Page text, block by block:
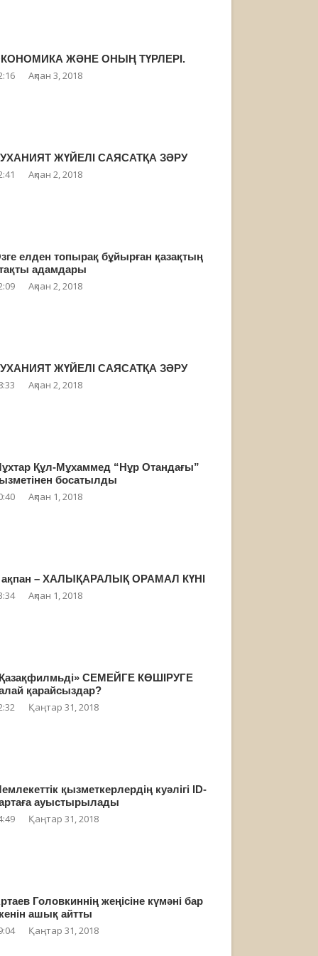
ЖӘНЕ ОНЫҢ ТҮРЛЕРІ.
Ақпан 3, 2018
ЖҮЙЕЛІ САЯСАТҚА ЗӘРУ
Ақпан 2, 2018
елден топырақ бұйырған қазақтың
адамдары
Ақпан 2, 2018
ЖҮЙЕЛІ САЯСАТҚА ЗӘРУ
Ақпан 2, 2018
Құл-Мұхаммед “Нұр Отандағы”
босатылды
Ақпан 1, 2018
ақпан – ХАЛЫҚАРАЛЫҚ ОРАМАЛ КҮНІ
Ақпан 1, 2018
СЕМЕЙГЕ КӨШІРУГЕ
қарайсыздар?
Қаңтар 31, 2018
қызметкерлердің куәлігі ID-
ауыстырылады
Қаңтар 31, 2018
Головкиннің жеңісіне күмәні бар
ашық айтты
Қаңтар 31, 2018